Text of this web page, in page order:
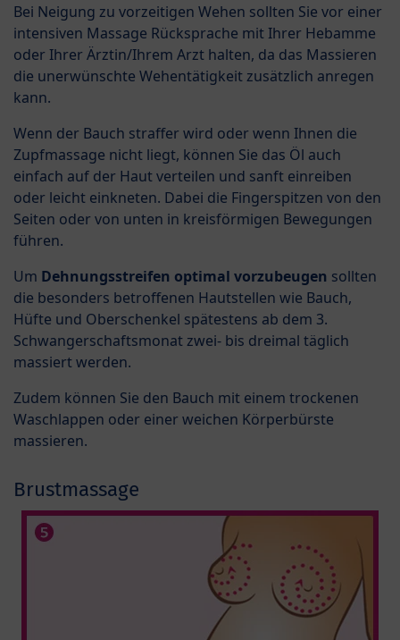
Bei Neigung zu vorzeitigen Wehen sollten Sie vor einer
intensiven Massage Rücksprache mit Ihrer Hebamme
oder Ihrer Ärztin/Ihrem Arzt halten, da das Massieren
die unerwünschte Wehentätigkeit zusätzlich anregen
kann.
Wenn der Bauch straffer wird oder wenn Ihnen die
Zupfmassage nicht liegt, können Sie das Öl auch
einfach auf der Haut verteilen und sanft einreiben
oder leicht einkneten. Dabei die Fingerspitzen von den
Seiten oder von unten in kreisförmigen Bewegungen
führen.
Um Dehnungsstreifen optimal vorzubeugen sollten
die besonders betroffenen Hautstellen wie Bauch,
Hüfte und Oberschenkel spätestens ab dem 3.
Schwangerschaftsmonat zwei- bis dreimal täglich
massiert werden.
Zudem können Sie den Bauch mit einem trockenen
Waschlappen oder einer weichen Körperbürste
massieren.
Brustmassage